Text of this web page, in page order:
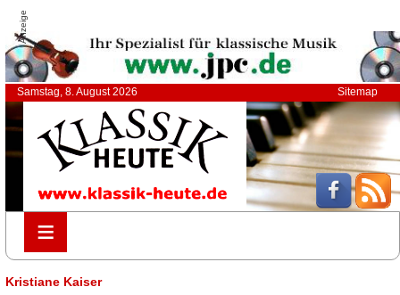
Anzeige
Samstag, 8. August 2026 Sitemap
≡
≡
Kristiane Kaiser